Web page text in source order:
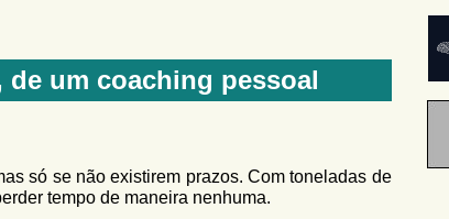
de um coaching pessoal
só se não existirem prazos. Com toneladas de
tempo de maneira nenhuma.